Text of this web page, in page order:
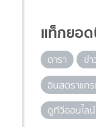
แท็กยอ
ดารา ข่
อินสตราแก
ดูทีวีออนไลน์